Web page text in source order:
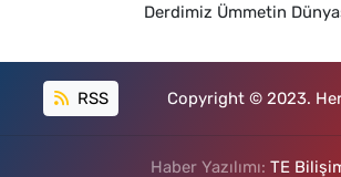
Derdimiz Ümmetin
RSS Copyright © 2023. Her
Haber Yazılımı: TE